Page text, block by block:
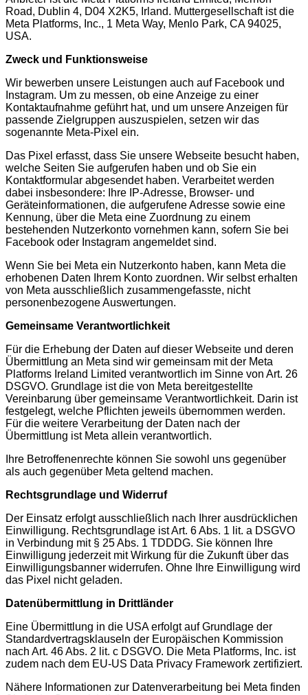
Road, Dublin 4, D04 X2K5, Irland. Muttergesellschaft ist die
Meta Platforms, Inc., 1 Meta Way, Menlo Park, CA 94025,
USA.
Zweck und Funktionsweise
Wir bewerben unsere Leistungen auch auf Facebook und
Instagram. Um zu messen, ob eine Anzeige zu einer
Kontaktaufnahme geführt hat, und um unsere Anzeigen für
passende Zielgruppen auszuspielen, setzen wir das
sogenannte Meta-Pixel ein.
Das Pixel erfasst, dass Sie unsere Webseite besucht haben,
welche Seiten Sie aufgerufen haben und ob Sie ein
Kontaktformular abgesendet haben. Verarbeitet werden
dabei insbesondere: Ihre IP-Adresse, Browser- und
Geräteinformationen, die aufgerufene Adresse sowie eine
Kennung, über die Meta eine Zuordnung zu einem
bestehenden Nutzerkonto vornehmen kann, sofern Sie bei
Facebook oder Instagram angemeldet sind.
Wenn Sie bei Meta ein Nutzerkonto haben, kann Meta die
erhobenen Daten Ihrem Konto zuordnen. Wir selbst erhalten
von Meta ausschließlich zusammengefasste, nicht
personenbezogene Auswertungen.
Gemeinsame Verantwortlichkeit
Für die Erhebung der Daten auf dieser Webseite und deren
Übermittlung an Meta sind wir gemeinsam mit der Meta
Platforms Ireland Limited verantwortlich im Sinne von Art. 26
DSGVO. Grundlage ist die von Meta bereitgestellte
Vereinbarung über gemeinsame Verantwortlichkeit. Darin ist
festgelegt, welche Pflichten jeweils übernommen werden.
Für die weitere Verarbeitung der Daten nach der
Übermittlung ist Meta allein verantwortlich.
Ihre Betroffenenrechte können Sie sowohl uns gegenüber
als auch gegenüber Meta geltend machen.
Rechtsgrundlage und Widerruf
Der Einsatz erfolgt ausschließlich nach Ihrer ausdrücklichen
Einwilligung. Rechtsgrundlage ist Art. 6 Abs. 1 lit. a DSGVO
in Verbindung mit § 25 Abs. 1 TDDDG. Sie können Ihre
Einwilligung jederzeit mit Wirkung für die Zukunft über das
Einwilligungsbanner widerrufen. Ohne Ihre Einwilligung wird
das Pixel nicht geladen.
Datenübermittlung in Drittländer
Eine Übermittlung in die USA erfolgt auf Grundlage der
Standardvertragsklauseln der Europäischen Kommission
nach Art. 46 Abs. 2 lit. c DSGVO. Die Meta Platforms, Inc. ist
zudem nach dem EU-US Data Privacy Framework zertifiziert.
Nähere Informationen zur Datenverarbeitung bei Meta finden